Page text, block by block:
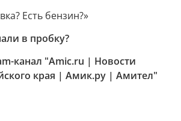
Есть бензин?»
в пробку?
канал "Amic.ru | Новости
края | Амик.ру | Амител"